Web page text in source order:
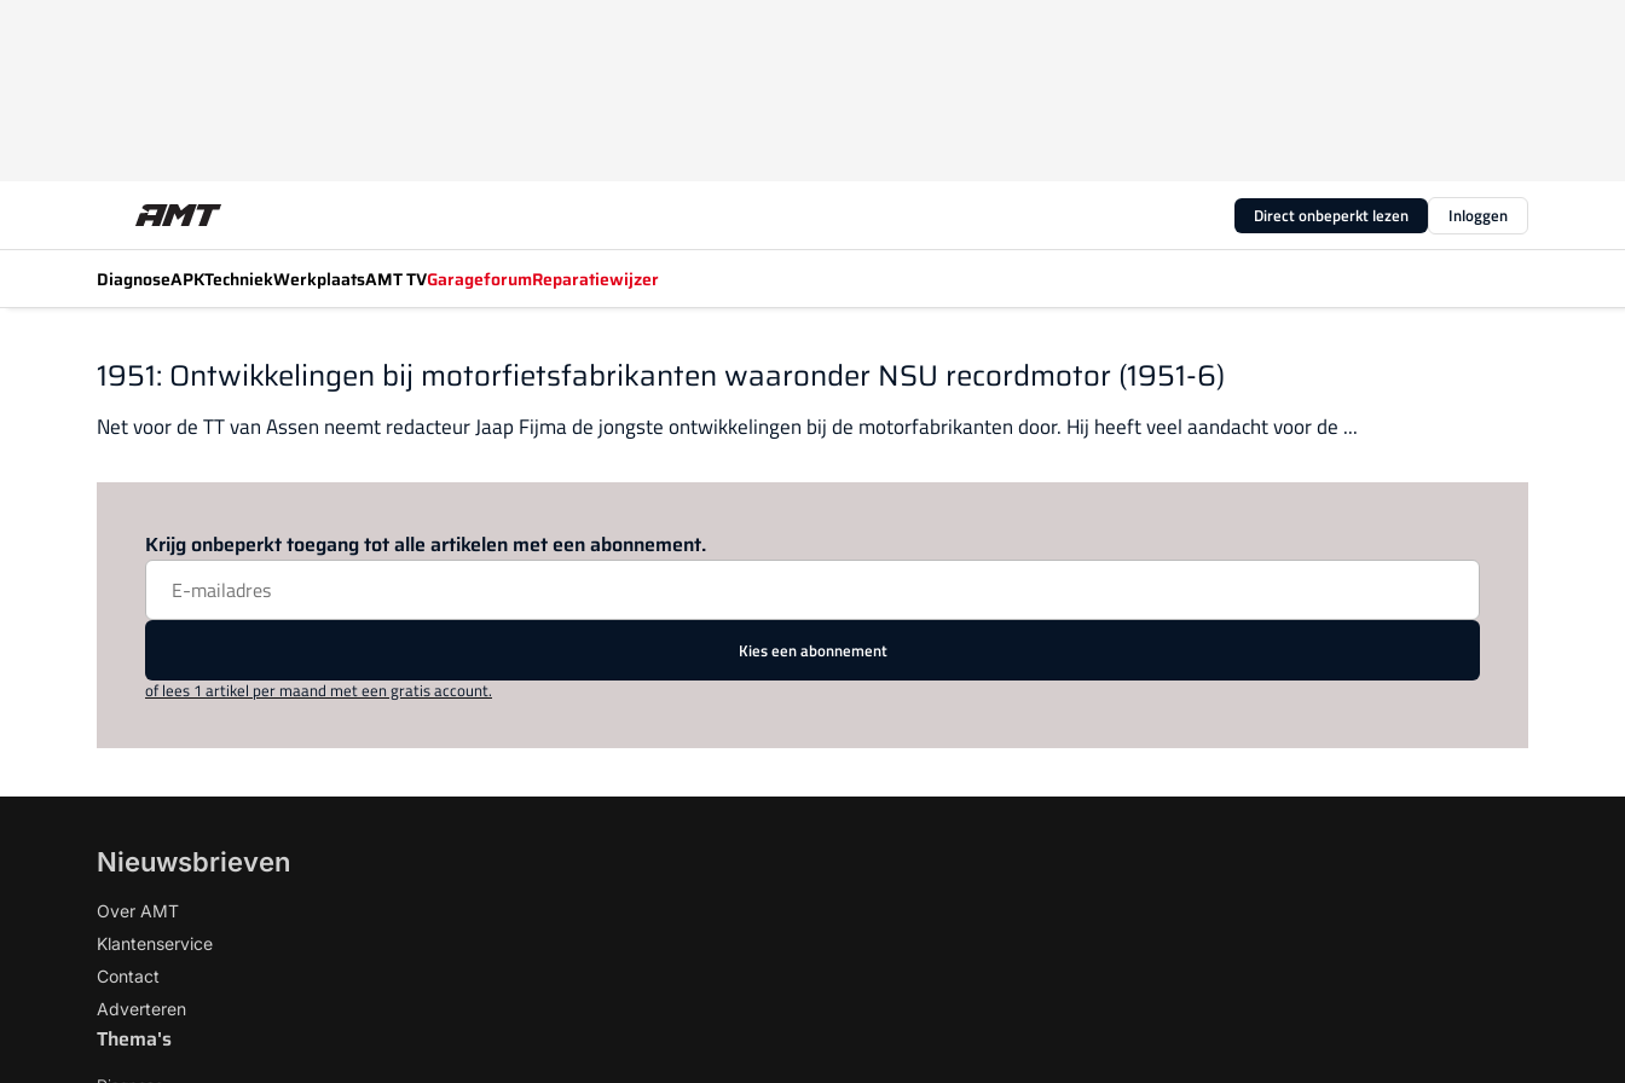
Direct onbeperkt lezen Inloggen
DiagnoseAPKTechniekWerkplaatsAMT TVGarageforumReparatiewijzer
1951: Ontwikkelingen bij motorfietsfabrikanten waaronder NSU recordmotor (1951-6)
Net voor de TT van Assen neemt redacteur Jaap Fijma de jongste ontwikkelingen bij de motorfabrikanten door. Hij heeft veel aandacht voor de ...
Krijg onbeperkt toegang tot alle artikelen met een abonnement.
Kies een abonnement
of lees 1 artikel per maand met een gratis account.
Nieuwsbrieven
Over AMT
Klantenservice
Contact
Adverteren
Thema's